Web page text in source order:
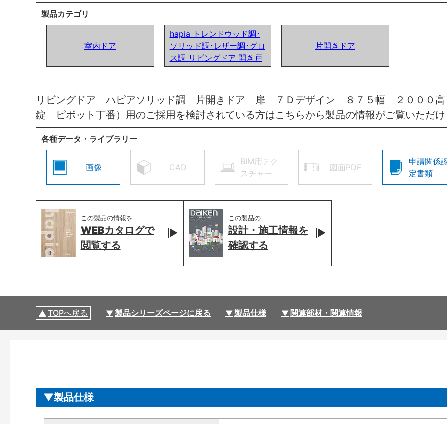
製品カテゴリ
室内ドア
hapia トレンドウッド調･
ソリッド調･レザー調･グロ
ス調 リビングドア 開き戸
片開きドア
リビングドア ハピアソリッド調 片開きドア 扉 ７Ｄデザイン ８７５幅 ２０００
錠 ピボット丁番）用のご採用を検討されている方はこちらから製品の情報がご覧いただ
各種データ・ライブラリー
画像 CAD
BIM用テク
スチャー
図面PDF
申請関係
定書類
この製品の情報を
WEBカタログで
閲覧する
この製品の
設計・施工情報を
確認する
TOPへ戻る 製品シリーズページに戻る 製品仕様 関連部材・関連情報
製品仕様